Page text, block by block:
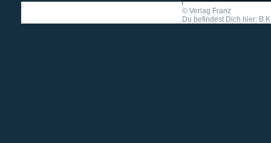
© Verlag Franz
Du befindest Dich hier: